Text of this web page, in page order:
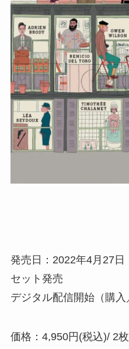
発売⽇：2022年4⽉27
セット発売
デジタル配信開始（購⼊
価格：4,950円(税込)/ 2